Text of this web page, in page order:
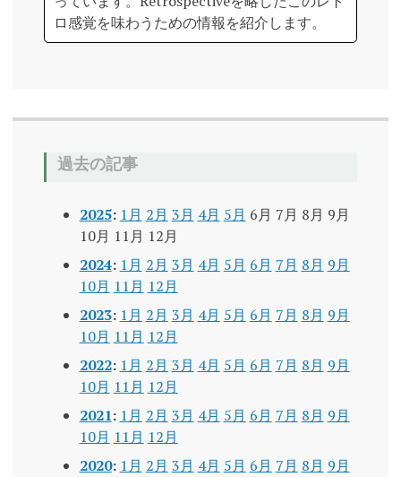
ロ感覚を味わうための情報を紹介します。
過去の記事
2025: 1月 2月 3月 4月 5月 6月 7月 8月 9月
10月 11月 12月
2024: 1月 2月 3月 4月 5月 6月 7月 8月 9月
10月 11月 12月
2023: 1月 2月 3月 4月 5月 6月 7月 8月 9月
10月 11月 12月
2022: 1月 2月 3月 4月 5月 6月 7月 8月 9月
10月 11月 12月
2021: 1月 2月 3月 4月 5月 6月 7月 8月 9月
10月 11月 12月
2020: 1月 2月 3月 4月 5月 6月 7月 8月 9月